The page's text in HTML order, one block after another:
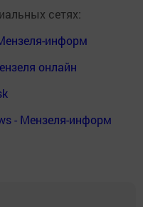
сетях:
информ
онлайн
- Мензеля-информ